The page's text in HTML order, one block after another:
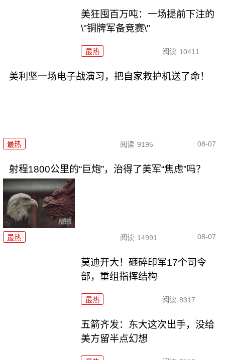
美狂囤百万吨：一场提前下注的
\"铜牌军备竞赛\"
最热 阅读 10411
美利坚一场电子战演习，把自家救护机送了命！
最热 阅读 9195 08-07
射程1800公里的“巨炮”，治得了美军“焦虑”吗？
最热 阅读 14991 08-07
莫迪开大！砸碎印军17个司令
部，重组指挥结构
最热 阅读 8317
五箭齐发：东大这次出手，没给
美方留半点幻想